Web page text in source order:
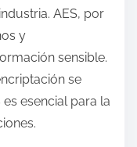
AES, por
y
sensible.
se
esencial para la